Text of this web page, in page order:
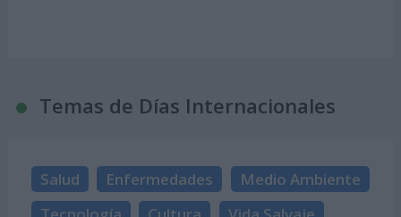
Temas de Días Internacionales
Salud Enfermedades
Medio Ambiente